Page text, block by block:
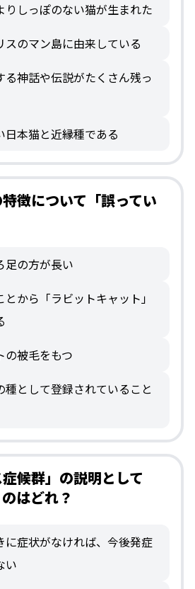
りしっぽのない猫が生まれた
スのマン島に由来している
る神話や伝説がたくさん残っ
日本猫と近縁種である
徴について「誤ってい
足の方が長い
から「ラビットキャット」
の被毛をもつ
種として登録されていること
候群」の説明として
はどれ？
に症状がなければ、今後発症
い